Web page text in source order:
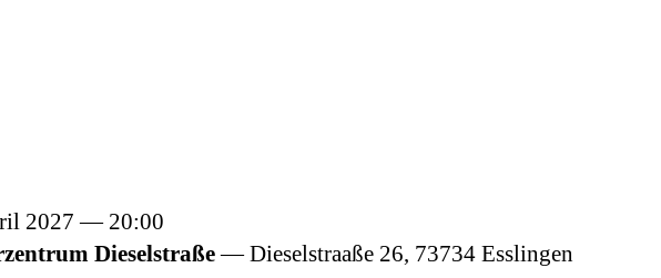
2027
20:00
Dieselstraße
Dieselstraaße 26, 73734 Esslingen